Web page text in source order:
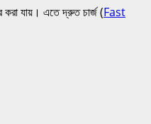
যায়। এতে দ্রুত চার্জ (Fast